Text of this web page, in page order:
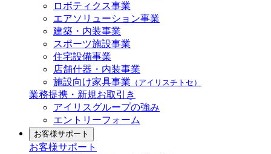
ロボティクス事業
エアソリューション事業
建築・内装事業
スポーツ施設事業
住宅設備事業
店舗什器・内装事業
施設向け家具事業 （アイリスチトセ）
業務提携・新規お取引き
アイリスグループの強み
エントリーフォーム
お客様サポート
お客様サポート